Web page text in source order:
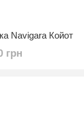
Navigara Койот
грн